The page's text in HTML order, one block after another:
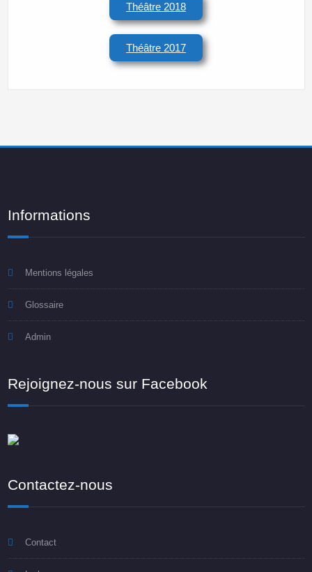
Théâtre 2018
Théâtre 2017
Informations
Mentions légales
Glossaire
Admin
Rejoignez-nous sur Facebook
Contactez-nous
Contact